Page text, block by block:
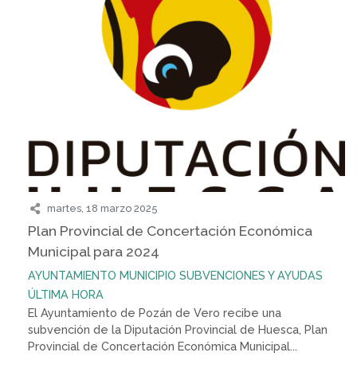
martes, 18 marzo 2025
Plan Provincial de Concertación Económica
Municipal para 2024
AYUNTAMIENTO MUNICIPIO SUBVENCIONES Y AYUDAS
ÚLTIMA HORA
El Ayuntamiento de Pozán de Vero recibe una
subvención de la Diputación Provincial de Huesca, Plan
Provincial de Concertación Económica Municipal...